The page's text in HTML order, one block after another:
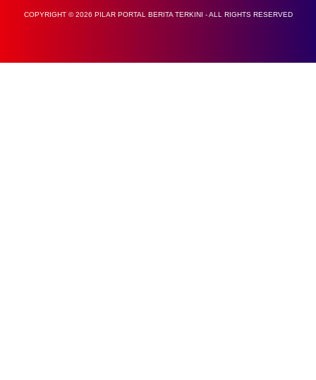
COPYRIGHT © 2026 PILAR PORTAL BERITA TERKINI - ALL RIGHTS RESERVED